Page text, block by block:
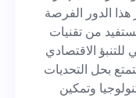
على موقع
ومهمتنا.
الدور الفرصة
من تقنيات
الاقتصادي
بحل التحديات
وتمكين